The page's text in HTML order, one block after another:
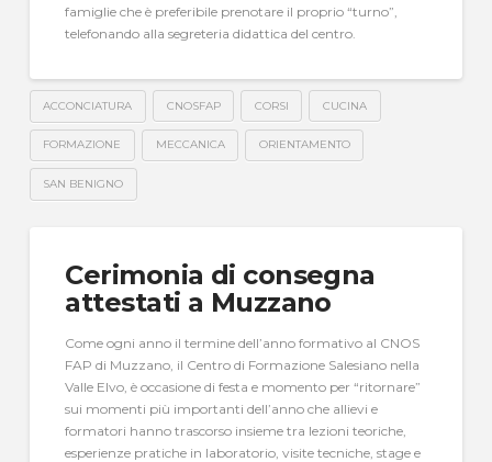
famiglie che è preferibile prenotare il proprio “turno”,
telefonando alla segreteria didattica del centro.
ACCONCIATURA CNOSFAP CORSI CUCINA
FORMAZIONE MECCANICA ORIENTAMENTO
SAN BENIGNO
Cerimonia di consegna
attestati a Muzzano
Come ogni anno il termine dell’anno formativo al CNOS
FAP di Muzzano, il Centro di Formazione Salesiano nella
Valle Elvo, è occasione di festa e momento per “ritornare”
sui momenti più importanti dell’anno che allievi e
formatori hanno trascorso insieme tra lezioni teoriche,
esperienze pratiche in laboratorio, visite tecniche, stage e